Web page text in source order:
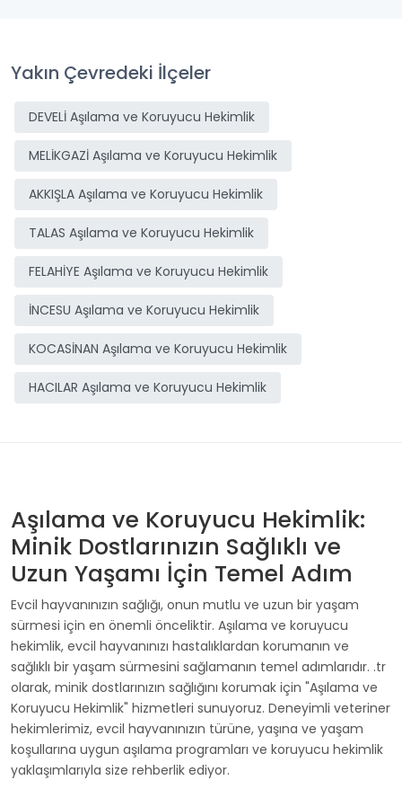
Yakın Çevredeki İlçeler
DEVELİ Aşılama ve Koruyucu Hekimlik
MELİKGAZİ Aşılama ve Koruyucu Hekimlik
AKKIŞLA Aşılama ve Koruyucu Hekimlik
TALAS Aşılama ve Koruyucu Hekimlik
FELAHİYE Aşılama ve Koruyucu Hekimlik
İNCESU Aşılama ve Koruyucu Hekimlik
KOCASİNAN Aşılama ve Koruyucu Hekimlik
HACILAR Aşılama ve Koruyucu Hekimlik
Aşılama ve Koruyucu Hekimlik:
Minik Dostlarınızın Sağlıklı ve
Uzun Yaşamı İçin Temel Adım
Evcil hayvanınızın sağlığı, onun mutlu ve uzun bir yaşam
sürmesi için en önemli önceliktir. Aşılama ve koruyucu
hekimlik, evcil hayvanınızı hastalıklardan korumanın ve
sağlıklı bir yaşam sürmesini sağlamanın temel adımlarıdır. .tr
olarak, minik dostlarınızın sağlığını korumak için "Aşılama ve
Koruyucu Hekimlik" hizmetleri sunuyoruz. Deneyimli veteriner
hekimlerimiz, evcil hayvanınızın türüne, yaşına ve yaşam
koşullarına uygun aşılama programları ve koruyucu hekimlik
yaklaşımlarıyla size rehberlik ediyor.